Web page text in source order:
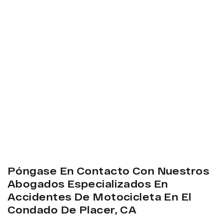
Póngase En Contacto Con Nuestros
Abogados Especializados En
Accidentes De Motocicleta En El
Condado De Placer, CA